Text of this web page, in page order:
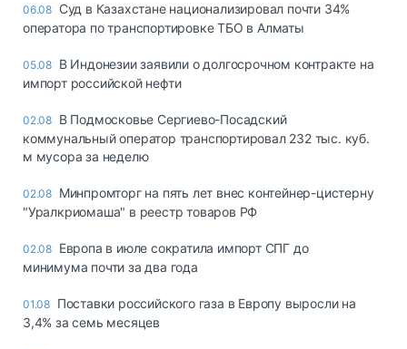
06.08 Суд в Казахстане национализировал почти 34%
оператора по транспортировке ТБО в Алматы
05.08 В Индонезии заявили о долгосрочном контракте на
импорт российской нефти
02.08 В Подмосковье Сергиево-Посадский
коммунальный оператор транспортировал 232 тыс. куб.
м мусора за неделю
02.08 Минпромторг на пять лет внес контейнер-цистерну
"Уралкриомаша" в реестр товаров РФ
02.08 Европа в июле сократила импорт СПГ до
минимума почти за два года
01.08 Поставки российского газа в Европу выросли на
3,4% за семь месяцев